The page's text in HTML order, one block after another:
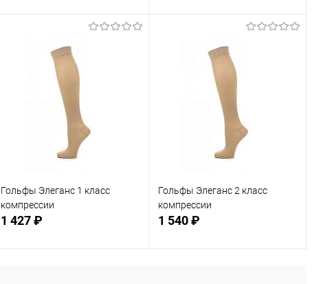
В избранное
Недоступно
В избранное
Недоступно
Гольфы Элеганс 1 класс
компрессии
1 427 ₽
Гольфы Элеганс 2 класс
компрессии
1 540 ₽